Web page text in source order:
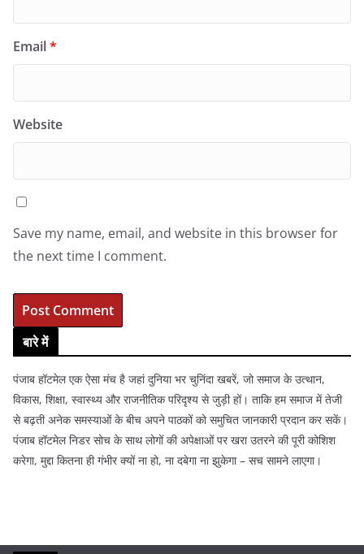
Email*
Website
Save my name, email, and website in this browser for
the next time I comment.
बारे में
पंजाब हॉटमेल एक ऐसा मंच है जहां दुनिया भर चुनिंदा खबरें, जो समाज के उत्थान,
विकास, शिक्षा, स्वास्थ्य और राजनीतिक परिदृश्य से जुड़ी हों। ताकि हम समाज में तेजी
से बढ़ती अनेक समस्याओं के बीच अपने पाठकों को समुचित जानकारी प्रदान कर सकें।
पंजाब हॉटमेल निडर सोच के साथ लोगों की अपेक्षाओं पर खरा उतरने की पूरी कोशिश
करेगा, मुद्दा कितना ही गंभीर क्यों ना हो, ना दबेगा ना झुकेगा – सच सामने लाएगा।